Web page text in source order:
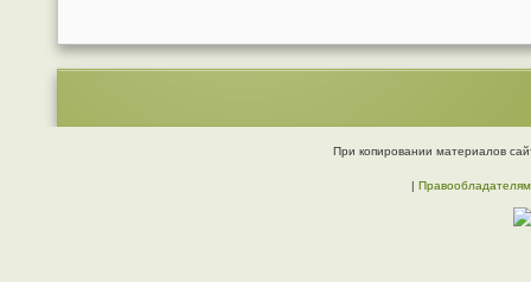
При копировании материалов
| Правообладателям